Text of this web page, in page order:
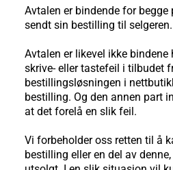
Avtalen er bindende for begge
sendt sin bestilling til selgeren.
Avtalen er likevel ikke
skrive- eller tastefeil i tilbudet
bestillingsløsningen i
bestilling. Og den annen part
at det forelå en slik feil.
Vi forbeholder oss retten til å
bestilling eller en del av